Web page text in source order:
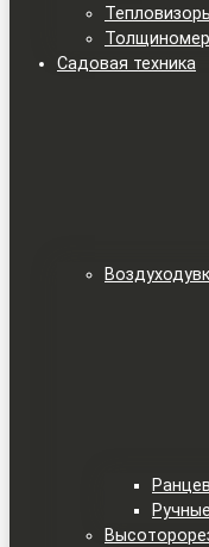
Садовая техника